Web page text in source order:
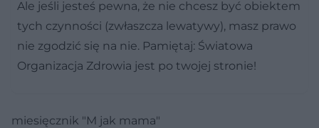
Ale jeśli jesteś pewna, że nie chcesz być obiektem
tych czynności (zwłaszcza lewatywy), masz prawo
nie zgodzić się na nie. Pamiętaj: Światowa
Organizacja Zdrowia jest po twojej stronie!
miesięcznik "M jak mama"